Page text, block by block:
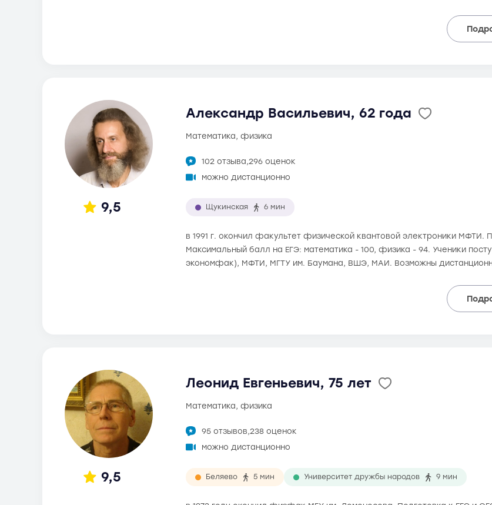
9,5
Александр Васильевич, 62 года
математика, физика
102 отзыва,296 оценок
можно дистанционно
Щукинская 6 мин
в 1991 г. окончил факультет физической квантовой электроники МФТИ.
Максимальный балл на ЕГЭ: математика - 100, физика - 94. Ученики
экономфак), МФТИ, МГТУ им. Баумана, ВШЭ, МАИ. Возможны
9,5
Леонид Евгеньевич, 75 лет
математика, физика
95 отзывов,238 оценок
можно дистанционно
Беляево 5 мин Университет дружбы народов 9 мин